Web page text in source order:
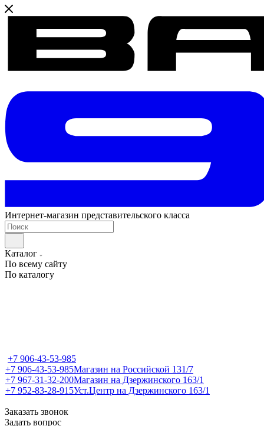
Интернет-магазин представительского класса
Каталог
По всему сайту
По каталогу
+7 906-43-53-985
+7 906-43-53-985Магазин на Российской 131/7
+7 967-31-32-200Магазин на Дзержинского 163/1
+7 952-83-28-915Уст.Центр на Дзержинского 163/1
Заказать звонок
Задать вопрос